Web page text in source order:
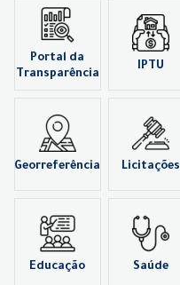
Portal da
Transparência
IPTU
Georreferência Licitações
Educação Saúde